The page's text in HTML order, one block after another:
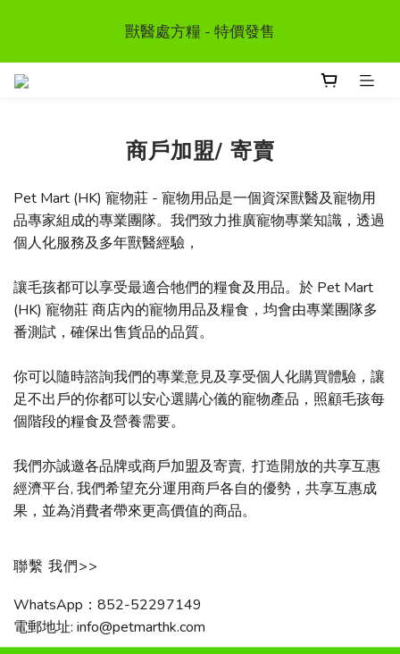
首次惠顧送$50 購物金  * (第二張訂單可享用, 不可與其
他優惠同時使用）
獸醫處方糧 - 特價發售
首次惠顧送$50 購物金  * (第二張訂單可享用, 不可與其
他優惠同時使用）
商戶加盟/ 寄賣
Pet Mart (HK) 寵物莊 - 寵物用品是一個資深獸醫及寵物用
品專家組成的專業團隊。我們致力推廣寵物專業知識，透過
個人化服務及多年獸醫經驗，
讓毛孩都可以享受最適合牠們的糧食及用品。於 Pet Mart
(HK) 寵物莊 商店內的寵物用品及糧食，均會由專業團隊多
番測試，確保出售貨品的品質。
你可以隨時諮詢我們的專業意見及享受個人化購買體驗，讓
足不出戶的你都可以安心選購心儀的寵物產品，照顧毛孩每
個階段的糧食及營養需要。
我們亦誠邀各品牌或商戶加盟及寄賣, 打造開放的共享互惠
經濟平台, 我們希望充分運用商戶各自的優勢，共享互惠成
果，並為消費者帶來更高價值的商品。
聯繫 我們>>
WhatsApp：852-52297149
電郵地址: info@petmarthk.com